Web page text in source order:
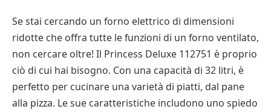
Se stai cercando un forno elettrico di dimensioni
ridotte che offra tutte le funzioni di un forno ventilato,
non cercare oltre! Il Princess Deluxe 112751 è proprio
ciò di cui hai bisogno. Con una capacità di 32 litri, è
perfetto per cucinare una varietà di piatti, dal pane
alla pizza. Le sue caratteristiche includono uno spiedo